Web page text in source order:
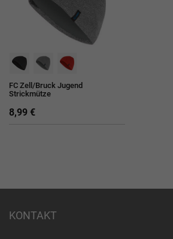
FC Zell/Bruck Jugend
Strickmütze
8,99 €
KONTAKT